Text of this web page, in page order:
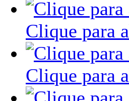
Clique para
Clique para